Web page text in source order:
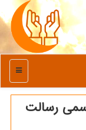
منو
رسالت